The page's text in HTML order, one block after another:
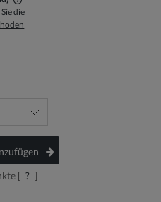
Zahlungskosten
die
[ ? ]